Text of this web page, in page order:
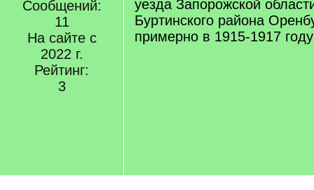
Сообщений:
11
На сайте с
2022 г.
Рейтинг:
3
уезда Запорожской
Буртинского района
примерно в 1915-1917